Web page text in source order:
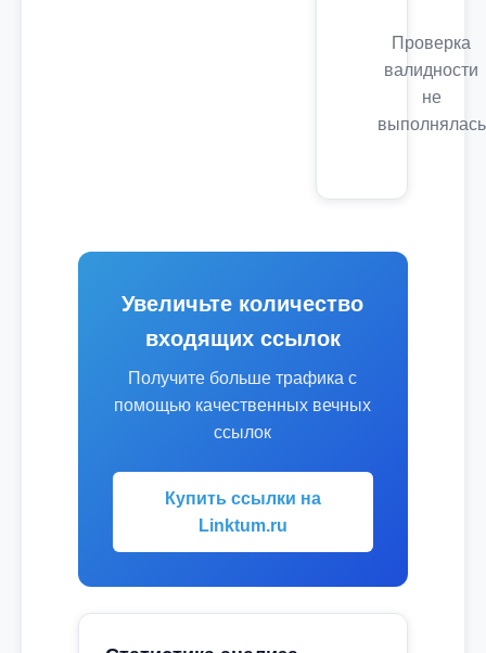
Проверка
валидности
не
выполнялась
Увеличьте количество
входящих ссылок
Получите больше трафика с
помощью качественных вечных
ссылок
Купить ссылки на
Linktum.ru